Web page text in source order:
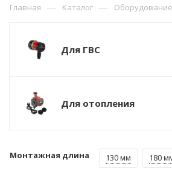
Главная — Каталог —
Для ГВС
Для отопления
Монтажная длина 130 мм 180